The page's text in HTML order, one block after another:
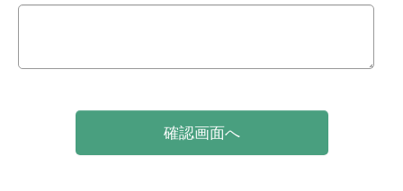
確認画面へ